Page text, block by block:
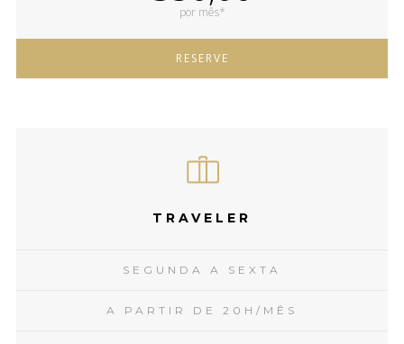
por mês*
RESERVE
TRAVELER
SEGUNDA A SEXTA
A PARTIR DE 20H/MÊS